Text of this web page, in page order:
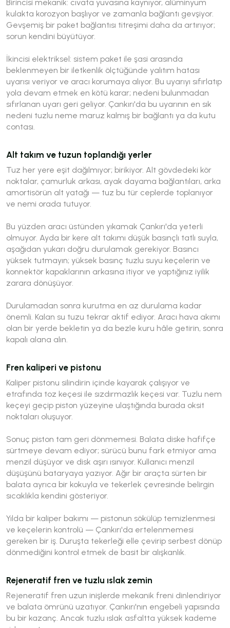
Birincisi mekanik: cıvata yuvasına kaynıyor, alüminyum
kulakta korozyon başlıyor ve zamanla bağlantı gevşiyor.
Gevşemiş bir paket bağlantısı titreşimi daha da artırıyor;
sorun kendini büyütüyor.
İkincisi elektriksel: sistem paket ile şasi arasında
beklenmeyen bir iletkenlik ölçtüğünde yalıtım hatası
uyarısı veriyor ve aracı korumaya alıyor. Bu uyarıyı sıfırlatıp
yola devam etmek en kötü karar; nedeni bulunmadan
sıfırlanan uyarı geri geliyor. Çankırı'da bu uyarının en sık
nedeni tuzlu neme maruz kalmış bir bağlantı ya da kutu
contası.
Alt takım ve tuzun toplandığı yerler
Tuz her yere eşit dağılmıyor; birikiyor. Alt gövdedeki kör
noktalar, çamurluk arkası, ayak dayama bağlantıları, arka
amortisörün alt yatağı — tuz bu tür ceplerde toplanıyor
ve nemi orada tutuyor.
Bu yüzden aracı üstünden yıkamak Çankırı'da yeterli
olmuyor. Ayda bir kere alt takımı düşük basınçlı tatlı suyla,
aşağıdan yukarı doğru durulamak gerekiyor. Basıncı
yüksek tutmayın; yüksek basınç tuzlu suyu keçelerin ve
konnektör kapaklarının arkasına itiyor ve yaptığınız iyilik
zarara dönüşüyor.
Durulamadan sonra kurutma en az durulama kadar
önemli. Kalan su tuzu tekrar aktif ediyor. Aracı hava akımı
olan bir yerde bekletin ya da bezle kuru hâle getirin, sonra
kapalı alana alın.
Fren kaliperi ve pistonu
Kaliper pistonu silindirin içinde kayarak çalışıyor ve
etrafında toz keçesi ile sızdırmazlık keçesi var. Tuzlu nem
keçeyi geçip piston yüzeyine ulaştığında burada oksit
noktaları oluşuyor.
Sonuç piston tam geri dönmemesi. Balata diske hafifçe
sürtmeye devam ediyor; sürücü bunu fark etmiyor ama
menzil düşüyor ve disk aşırı ısınıyor. Kullanıcı menzil
düşüşünü bataryaya yazıyor. Ağır bir araçta sürten bir
balata ayrıca bir kokuyla ve tekerlek çevresinde belirgin
sıcaklıkla kendini gösteriyor.
Yılda bir kaliper bakımı — pistonun sökülüp temizlenmesi
ve keçelerin kontrolü — Çankırı'da ertelenmemesi
gereken bir iş. Duruşta tekerleği elle çevirip serbest dönüp
dönmediğini kontrol etmek de basit bir alışkanlık.
Rejeneratif fren ve tuzlu ıslak zemin
Rejeneratif fren uzun inişlerde mekanik freni dinlendiriyor
ve balata ömrünü uzatıyor. Çankırı'nın engebeli yapısında
bu bir kazanç. Ancak tuzlu ıslak asfaltta yüksek kademe